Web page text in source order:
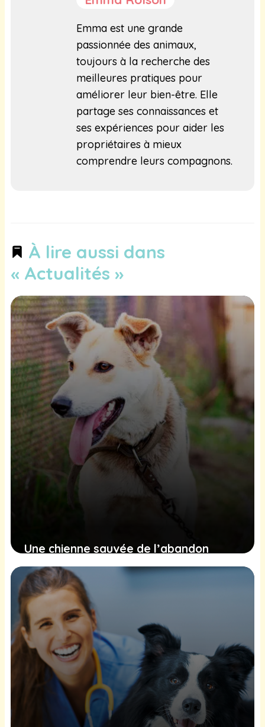
Emma est une grande
passionnée des animaux,
toujours à la recherche des
meilleures pratiques pour
améliorer leur bien-être. Elle
partage ses connaissances et
ses expériences pour aider les
propriétaires à mieux
comprendre leurs compagnons.
À lire aussi dans
« Actualités »
Une chienne sauvée de l’abandon
trouve espoir et bonheur dans un
refuge lointain
18 novembre 2024